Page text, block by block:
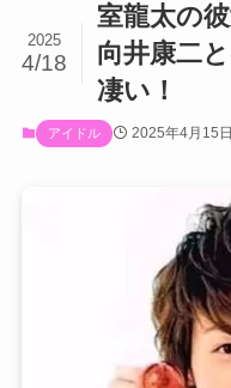
室龍太の
向井康二
凄い！
2025
4/18
アイドル 2025年4月15日